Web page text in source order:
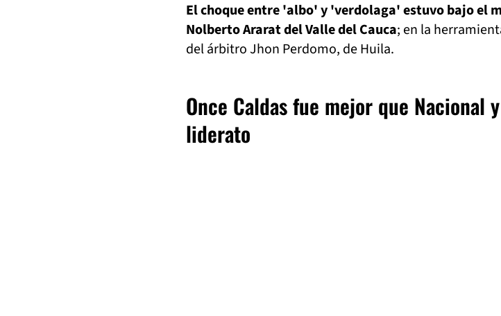
El choque entre 'albo' y 'verdolaga' estuvo bajo el
Nolberto Ararat del Valle del Cauca; en la
del árbitro Jhon Perdomo, de Huila.
Once Caldas fue mejor que Nacional
liderato